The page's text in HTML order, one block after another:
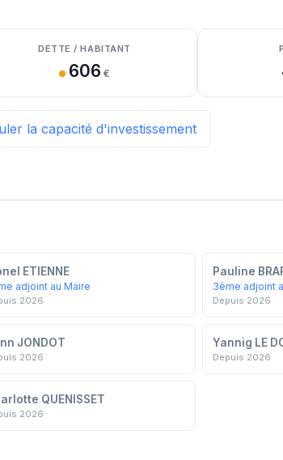
DETTE / HABITANT
606 €
la capacité d'investissement
ETIENNE
adjoint au Maire
2026
Pauline
3ème adjoint
Depuis 2026
JONDOT
2026
Yannig LE
Depuis 2026
QUENISSET
2026